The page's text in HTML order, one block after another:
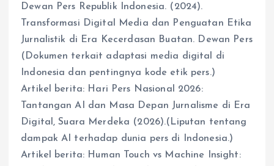
Dewan Pers Republik Indonesia. (2024).
Transformasi Digital Media dan Penguatan Etika
Jurnalistik di Era Kecerdasan Buatan. Dewan Pers
(Dokumen terkait adaptasi media digital di
Indonesia dan pentingnya kode etik pers.)
Artikel berita: Hari Pers Nasional 2026:
Tantangan AI dan Masa Depan Jurnalisme di Era
Digital, Suara Merdeka (2026).(Liputan tentang
dampak AI terhadap dunia pers di Indonesia.)
Artikel berita: Human Touch vs Machine Insight: